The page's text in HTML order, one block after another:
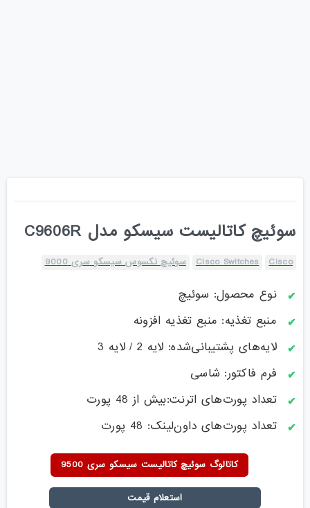
سوئیچ کاتالیست سیسکو مدل C9606R
Cisco
Cisco Switches سوئیچ نکسوس سیسکو سری 9000
نوع محصول: سوئیچ
منبع تغذیه: منبع تغذیه افزونه
لایه‌های پشتیبانی‌شده: لایه 2 / لایه 3
فرم فاکتور: شاسی
تعداد پورت‌های اترنت:بیش از 48 پورت
تعداد پورت‌های داون‌لینک: 48 پورت
کاتالوگ سوئیچ کاتالیست سیسکو سری 9500
استعلام قیمت